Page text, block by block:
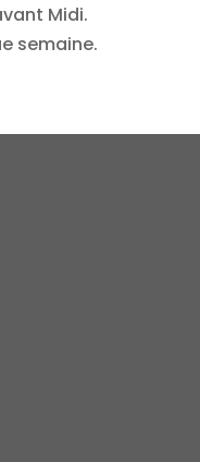
Midi.
semaine.